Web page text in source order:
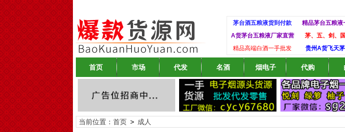
茅台酒五粮液货到付款 精品茅台五粮液
A货茅台五粮液厂家直营
茅、五、剑、
精品高端白酒一手批发
贵州A货飞天
首页 市场 代发 名酒 烟电子 代购
当前位置： 首页> 成人